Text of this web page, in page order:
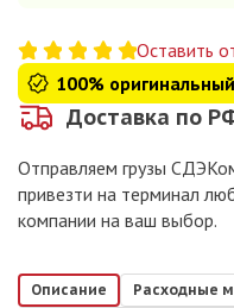
Оставить
100%
Доставка по
Отправляем грузы
привезти на терминал
компании на ваш выбор.
Описание
Расходные